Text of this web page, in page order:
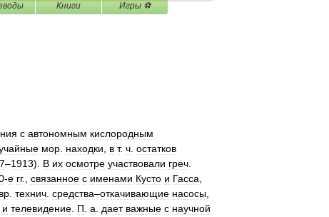
Книги Игры ⚽
с автономным кислородным
мор находки в т. ч остатков
–1913). В их осмотре участвовали греч
-е гг., связанное с именами Кусто и Гасса
технич средства–откачивающие насосы
и телевидение П а дает важные с научной